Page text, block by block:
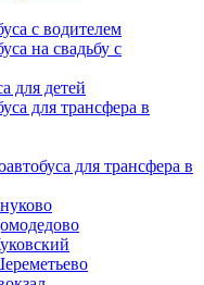
с водителем
на свадьбу с
для детей
для трансфера в
для трансфера в